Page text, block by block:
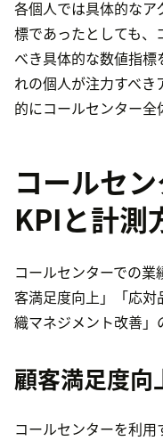
各個人では具体的なア
標であったとしても
べき具体的な数値指
れの個人が注力すべき
的にコールセンター全
コールセ
KPIと計測
コールセンターでの
客満足度向上」「応
織マネジメント改善」
顧客満足度向
コールセンターを利